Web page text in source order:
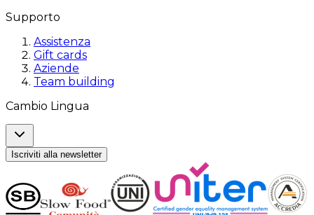
Supporto
Assistenza
Gift cards
Aziende
Team building
Cambio Lingua
Iscriviti alla newsletter